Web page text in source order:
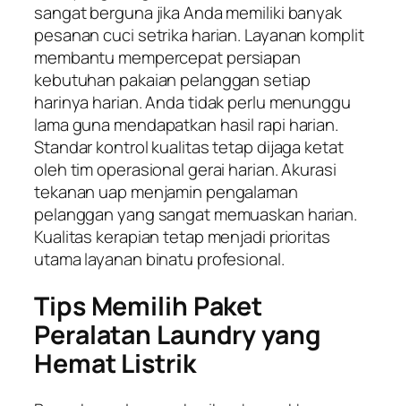
sangat berguna jika Anda memiliki banyak
pesanan cuci setrika harian. Layanan komplit
membantu mempercepat persiapan
kebutuhan pakaian pelanggan setiap
harinya harian. Anda tidak perlu menunggu
lama guna mendapatkan hasil rapi harian.
Standar kontrol kualitas tetap dijaga ketat
oleh tim operasional gerai harian. Akurasi
tekanan uap menjamin pengalaman
pelanggan yang sangat memuaskan harian.
Kualitas kerapian tetap menjadi prioritas
utama layanan binatu profesional.
Tips Memilih Paket
Peralatan Laundry yang
Hemat Listrik